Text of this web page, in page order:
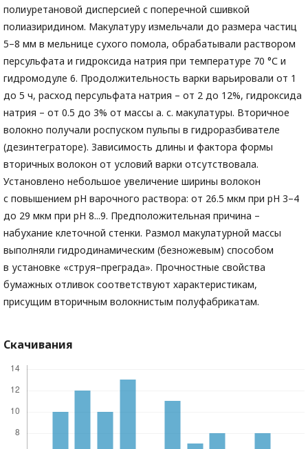
полиуретановой дисперсией с поперечной сшивкой
полиазиридином. Макулатуру измельчали до размера частиц
5–8 мм в мельнице сухого помола, обрабатывали раствором
персульфата и гидроксида натрия при температуре 70 °С и
гидромодуле 6. Продолжительность варки варьировали от 1
до 5 ч, расход персульфата натрия – от 2 до 12%, гидроксида
натрия – от 0.5 до 3% от массы а. с. макулатуры. Вторичное
волокно получали роспуском пульпы в гидроразбивателе
(дезинтеграторе). Зависимость длины и фактора формы
вторичных волокон от условий варки отсутствовала.
Установлено небольшое увеличение ширины волокон
с повышением рН варочного раствора: от 26.5 мкм при рН 3–4
до 29 мкм при рН 8...9. Предположительная причина –
набухание клеточной стенки. Размол макулатурной массы
выполняли гидродинамическим (безножевым) способом
в установке «струя–преграда». Прочностные свойства
бумажных отливок соответствуют характеристикам,
присущим вторичным волокнистым полуфабрикатам.
Скачивания